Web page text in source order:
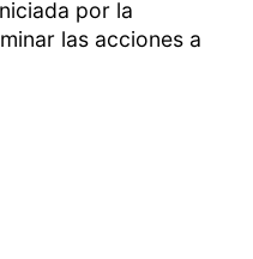
por la
las acciones a